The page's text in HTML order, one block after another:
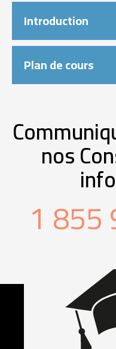
Introduction
Plan de cours
nos
1